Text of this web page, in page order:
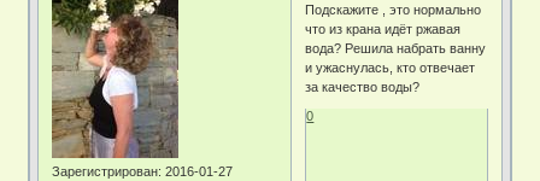
Зарегистрирован: 2016-01-27
Подскажите , это нормально
что из крана идёт ржавая
вода? Решила набрать ванну
и ужаснулась, кто отвечает
за качество воды?
0